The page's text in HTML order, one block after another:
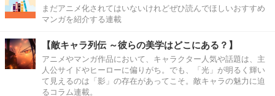
まだアニメ化されてはいないけれどぜひ読んでほしいおすすめ
マンガを紹介する連載
【敵キャラ列伝 ～彼らの美学はどこにある？】
アニメやマンガ作品において、キャラクター人気や話題は、主
人公サイドやヒーローに偏りがち。でも、「光」が明るく輝い
て見えるのは「影」の存在があってこそ。敵キャラの魅力に迫
るコラム連載。